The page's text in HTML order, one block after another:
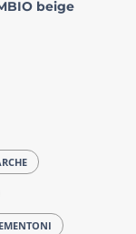
beige